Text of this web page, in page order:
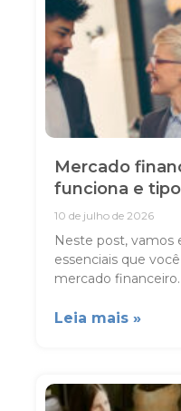
Mercado
funciona e
10 de julho de 2026
Neste post, vamos
essenciais que
mercado
Leia mais »